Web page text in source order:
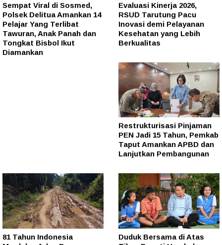
Sempat Viral di Sosmed,
Polsek Delitua Amankan 14
Pelajar Yang Terlibat
Tawuran, Anak Panah dan
Tongkat Bisbol Ikut
Diamankan
Evaluasi Kinerja 2026,
RSUD Tarutung Pacu
Inovasi demi Pelayanan
Kesehatan yang Lebih
Berkualitas
Restrukturisasi Pinjaman
PEN Jadi 15 Tahun, Pemkab
Taput Amankan APBD dan
Lanjutkan Pembangunan
81 Tahun Indonesia
Duduk Bersama di Atas